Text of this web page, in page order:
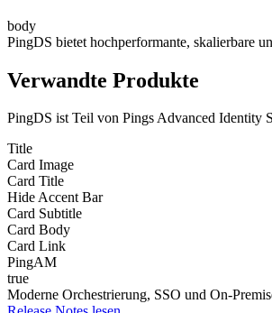
body
PingDS bietet hochperformante, skalierbare
Verwandte Produkte
PingDS ist Teil von Pings Advanced Identity
Title
Card Image
Card Title
Hide Accent Bar
Card Subtitle
Card Body
Card Link
PingAM
true
Moderne Orchestrierung, SSO und On-